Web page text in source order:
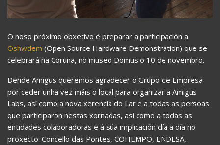
O noso próximo obxetivo é preparar a participación a
Oshwdem (Open Source Hardware Demonstration) que se
celebrará na Coruña, no museo Domus o 10 de novembro.
Dende Amigus queremos agradecer o Grupo de Empresa
por ceder unha vez máis o local para organizar a Amigus
Labs, así como a nova xerencia do Lar e a todas as persoas
que participaron nestas xornadas, así como a todas as
entidades colaboradoras e á súa implicación día a día no
proxecto: Concello das Pontes, COHEMPO, ENDESA,